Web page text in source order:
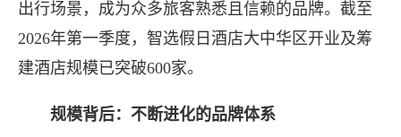
出行场景，成为众多旅客熟悉且信赖的品牌。截至
2026年第一季度，智选假日酒店大中华区开业及筹
建酒店规模已突破600家。
规模背后： 不断进化的品牌体系